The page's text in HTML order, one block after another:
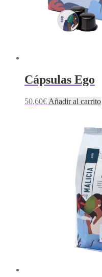
Cápsulas Ego
50,60€ Añadir al carrito